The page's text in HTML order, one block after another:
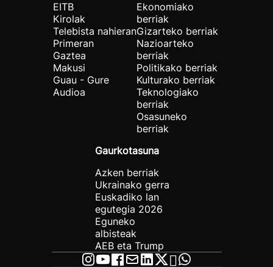
EITB
Kirolak
Telebista nahieran
Primeran
Gaztea
Makusi
Guau - Gure
Audioa
Ekonomiako
berriak
Gizarteko berriak
Nazioarteko
berriak
Politikako berriak
Kulturako berriak
Teknologiako
berriak
Osasuneko
berriak
Gaurkotasuna
Azken berriak
Ukrainako gerra
Euskadiko lan
egutegia 2026
Eguneko
albisteak
AEB eta Trump